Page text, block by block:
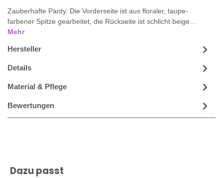
Zauberhafte Panty. Die Vorderseite ist aus floraler, taupe-
farbener Spitze gearbeitet, die Rückseite ist schlicht beige…
Mehr
Hersteller
Details
Material & Pflege
Bewertungen
Produktgalerie überspringen
Dazu passt